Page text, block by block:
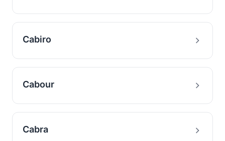
Cabiro
Cabour
Cabra